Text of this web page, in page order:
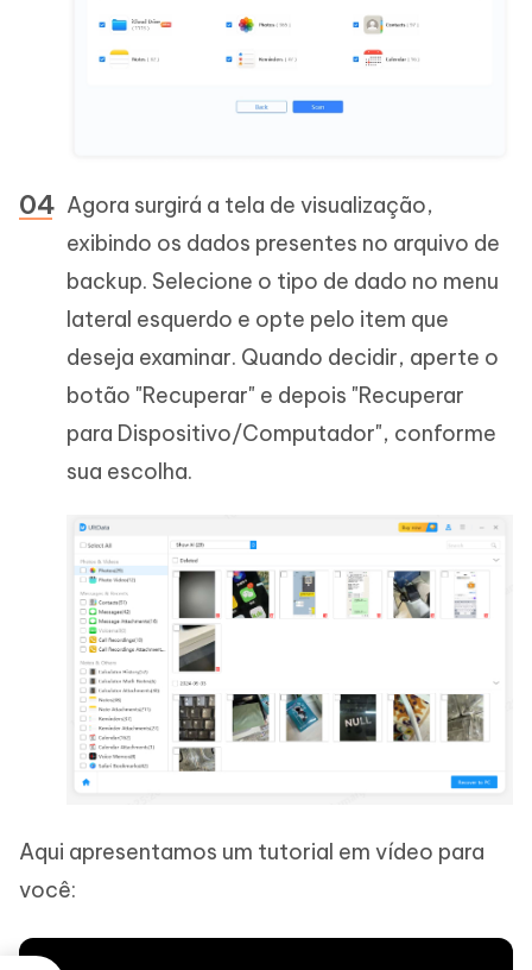
Agora surgirá a tela de visualização,
exibindo os dados presentes no arquivo de
backup. Selecione o tipo de dado no menu
lateral esquerdo e opte pelo item que
deseja examinar. Quando decidir, aperte o
botão "Recuperar" e depois "Recuperar
para Dispositivo/Computador", conforme
sua escolha.
Aqui apresentamos um tutorial em vídeo para
você: